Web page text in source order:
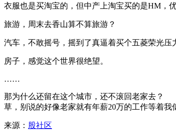
衣服也是买淘宝的，但中产上淘宝买的是HM，
旅游，周末去香山算不算旅游？
汽车，不敢摇号，摇到了真逼着买个五菱荣光压
房子，感觉这个世界很绝望。
……
那为什么还留在这个城市，还不滚回老家去？
草，别说的好像老家就有年薪20万的工作等着我
来源： 股社区